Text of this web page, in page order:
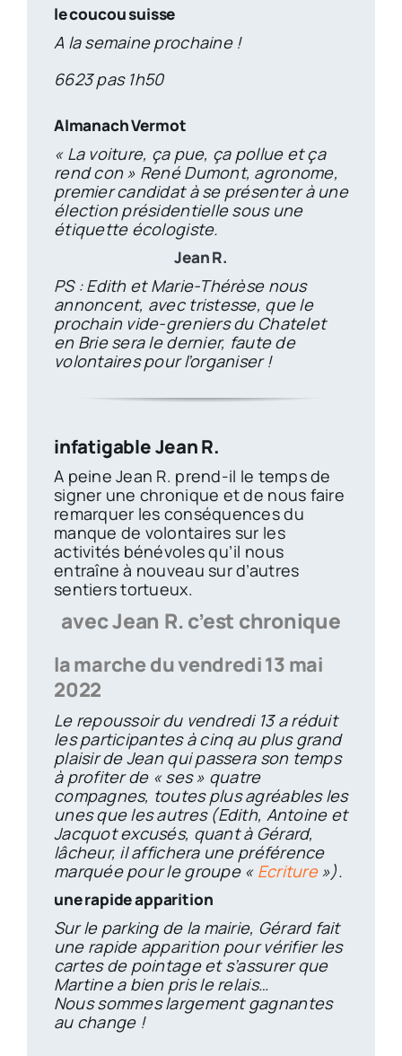
le coucou suisse
A la semaine prochaine !
6623 pas 1h50
Almanach Vermot
« La voiture, ça pue, ça pollue et ça
rend con » René Dumont, agronome,
premier candidat à se présenter à une
élection présidentielle sous une
étiquette écologiste.
Jean R.
PS : Edith et Marie-Thérèse nous
annoncent, avec tristesse, que le
prochain vide-greniers du Chatelet
en Brie sera le dernier, faute de
volontaires pour l’organiser !
infatigable Jean R.
A peine Jean R. prend-il le temps de
signer une chronique et de nous faire
remarquer les conséquences du
manque de volontaires sur les
activités bénévoles qu’il nous
entraîne à nouveau sur d’autres
sentiers tortueux.
avec Jean R. c’est chronique
la marche du vendredi 13 mai
2022
Le repoussoir du vendredi 13 a réduit
les participantes à cinq au plus grand
plaisir de Jean qui passera son temps
à profiter de « ses » quatre
compagnes, toutes plus agréables les
unes que les autres (Edith, Antoine et
Jacquot excusés, quant à Gérard,
lâcheur, il affichera une préférence
marquée pour le groupe « Ecriture»).
une rapide apparition
Sur le parking de la mairie, Gérard fait
une rapide apparition pour vérifier les
cartes de pointage et s’assurer que
Martine a bien pris le relais…
Nous sommes largement gagnantes
au change !